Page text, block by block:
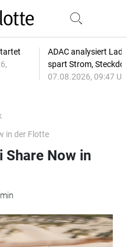
ADAC analysiert
spart Strom,
07.08.2026, 09:47
in der Flotte
Share Now in